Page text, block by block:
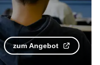
zum Angebot